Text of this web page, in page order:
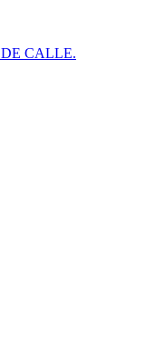
CALLE.